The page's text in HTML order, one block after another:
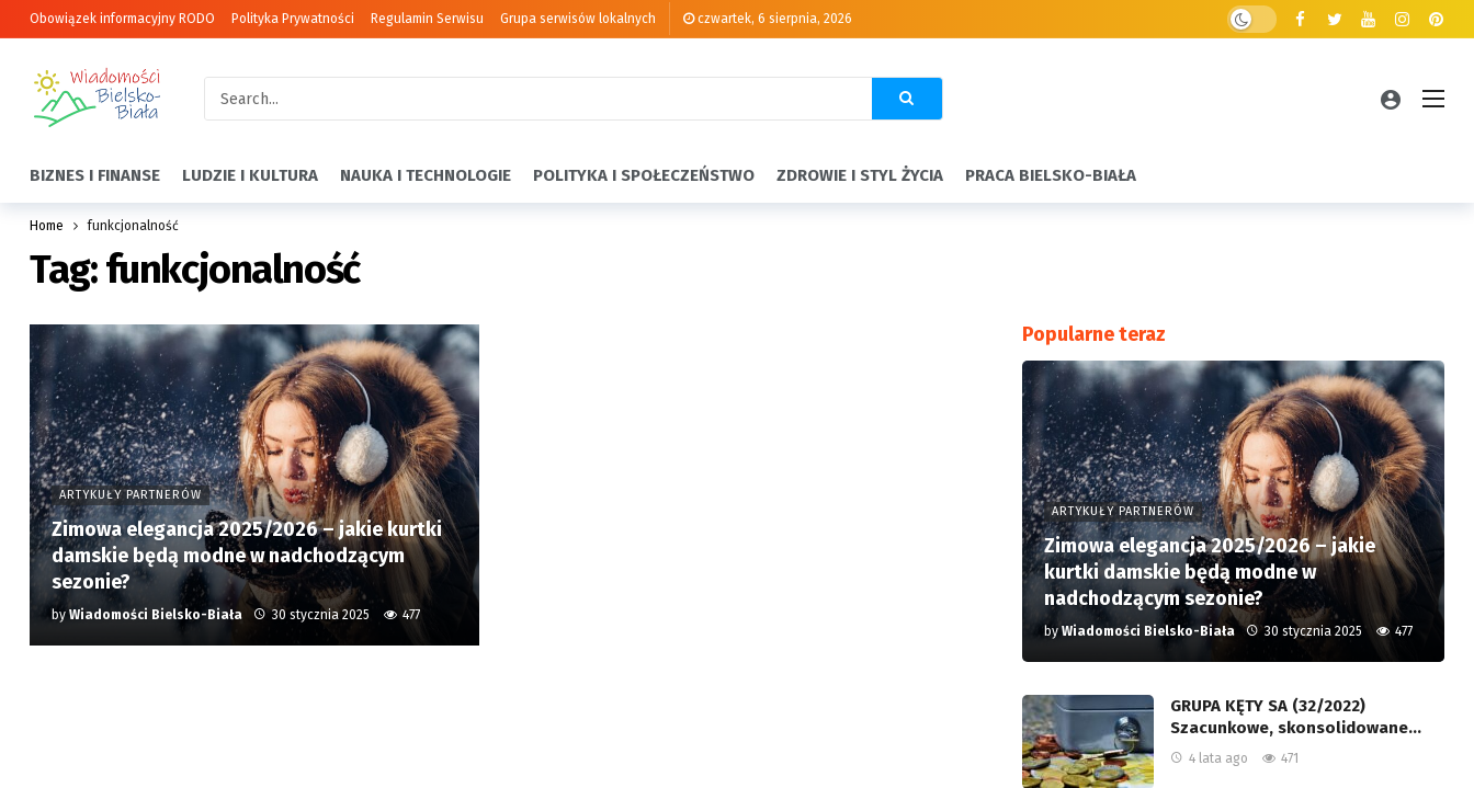
Obowiązek informacyjny RODO Polityka Prywatności Regulamin Serwisu Grupa serwisów lokalnych czwartek, 6 sierpnia, 2026
BIZNES I FINANSE LUDZIE I KULTURA NAUKA I TECHNOLOGIE POLITYKA I SPOŁECZEŃSTWO ZDROWIE I STYL ŻYCIA PRACA BIELSKO-BIAŁA
Home funkcjonalność
Tag:funkcjonalność
ARTYKUŁY PARTNERÓW
Zimowa elegancja 2025/2026 – jakie kurtki
damskie będą modne w nadchodzącym
sezonie?
by Wiadomości Bielsko-Biała 30 stycznia 2025 477
Popularne teraz
ARTYKUŁY PARTNERÓW
Zimowa elegancja 2025/2026 – jakie
kurtki damskie będą modne w
nadchodzącym sezonie?
byWiadomości Bielsko-Biała 30 stycznia 2025 477
GRUPA KĘTY SA (32/2022)
Szacunkowe, skonsolidowane…
4 lata ago 471